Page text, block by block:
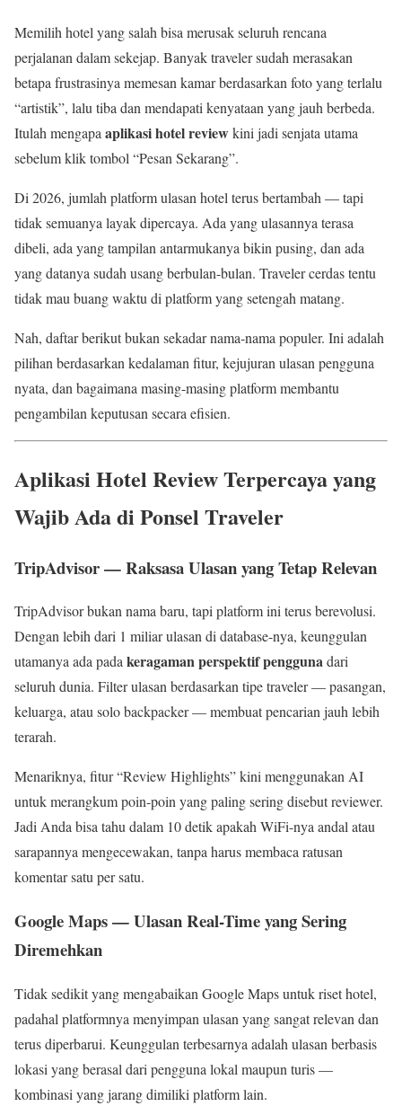
Memilih hotel yang salah bisa merusak seluruh rencana
perjalanan dalam sekejap. Banyak traveler sudah merasakan
betapa frustrasinya memesan kamar berdasarkan foto yang terlalu
“artistik”, lalu tiba dan mendapati kenyataan yang jauh berbeda.
Itulah mengapa aplikasi hotel reviewkini jadi senjata utama
sebelum klik tombol “Pesan Sekarang”.
Di 2026, jumlah platform ulasan hotel terus bertambah — tapi
tidak semuanya layak dipercaya. Ada yang ulasannya terasa
dibeli, ada yang tampilan antarmukanya bikin pusing, dan ada
yang datanya sudah usang berbulan-bulan. Traveler cerdas tentu
tidak mau buang waktu di platform yang setengah matang.
Nah, daftar berikut bukan sekadar nama-nama populer. Ini adalah
pilihan berdasarkan kedalaman fitur, kejujuran ulasan pengguna
nyata, dan bagaimana masing-masing platform membantu
pengambilan keputusan secara efisien.
Aplikasi Hotel Review Terpercaya yang
Wajib Ada di Ponsel Traveler
TripAdvisor — Raksasa Ulasan yang Tetap Relevan
TripAdvisor bukan nama baru, tapi platform ini terus berevolusi.
Dengan lebih dari 1 miliar ulasan di database-nya, keunggulan
utamanya ada padakeragaman perspektif penggunadari
seluruh dunia. Filter ulasan berdasarkan tipe traveler — pasangan,
keluarga, atau solo backpacker — membuat pencarian jauh lebih
terarah.
Menariknya, fitur “Review Highlights” kini menggunakan AI
untuk merangkum poin-poin yang paling sering disebut reviewer.
Jadi Anda bisa tahu dalam 10 detik apakah WiFi-nya andal atau
sarapannya mengecewakan, tanpa harus membaca ratusan
komentar satu per satu.
Google Maps — Ulasan Real-Time yang Sering
Diremehkan
Tidak sedikit yang mengabaikan Google Maps untuk riset hotel,
padahal platformnya menyimpan ulasan yang sangat relevan dan
terus diperbarui. Keunggulan terbesarnya adalah ulasan berbasis
lokasi yang berasal dari pengguna lokal maupun turis —
kombinasi yang jarang dimiliki platform lain.